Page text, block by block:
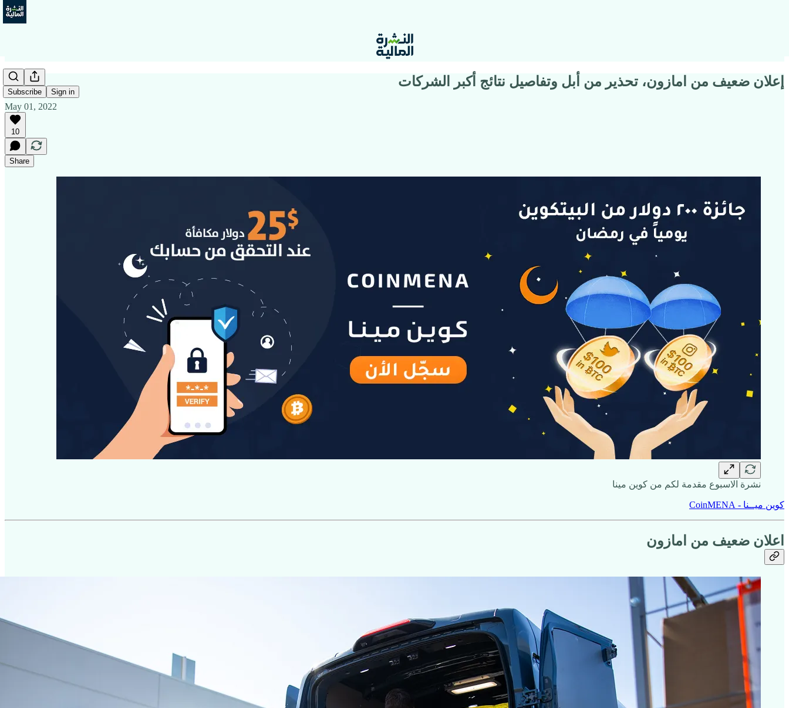
Subscribe Sign in
إعلان ضعيف من امازون، تحذير من أبل وتفاصيل نتائج أكبر الشركات
May 01, 2022
10
Share
نشرة الاسبوع مقدمة لكم من كوين مينا
كوين ميــنا - CoinMENA
اعلان ضعيف من امازون